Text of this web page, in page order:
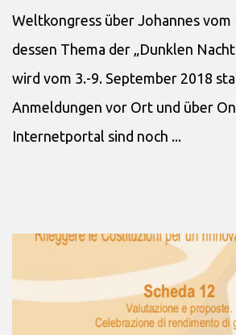
Weltkongress über Johannes vom
dessen Thema der „Dunklen
wird vom 3.-9. September 2018
Anmeldungen vor Ort und über
Internetportal sind noch ...